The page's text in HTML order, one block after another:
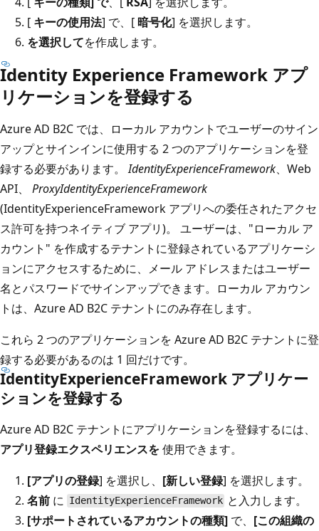
[ キーの使用法] で、[暗号化] を選択します。
を選択してを作成します。
Identity Experience Framework アプ
リケーションを登録する
Azure AD B2C では、ローカル アカウントでユーザーのサイン
アップとサインインに使用する 2 つのアプリケーションを登
録する必要があります。IdentityExperienceFramework、Web
API、 ProxyIdentityExperienceFramework
(IdentityExperienceFramework アプリへの委任されたアクセ
ス許可を持つネイティブ アプリ)。 ユーザーは、"ローカル ア
カウント" を作成するテナントに登録されているアプリケーシ
ョンにアクセスするために、メール アドレスまたはユーザー
名とパスワードでサインアップできます。ローカル アカウン
トは、Azure AD B2C テナントにのみ存在します。
これら 2 つのアプリケーションを Azure AD B2C テナントに登
録する必要があるのは 1 回だけです。
IdentityExperienceFramework アプリケー
ションを登録する
Azure AD B2C テナントにアプリケーションを登録するには、
アプリ登録エクスペリエンスを使用できます。
[アプリの登録] を選択し、 [新しい登録] を選択します。
名前 に IdentityExperienceFramework と入力します。
[サポートされているアカウントの種類] で、 [この組織の